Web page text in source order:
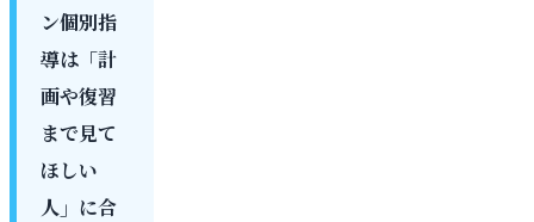
ン個別指
導は「計
画や復習
まで見て
ほしい
人」に合